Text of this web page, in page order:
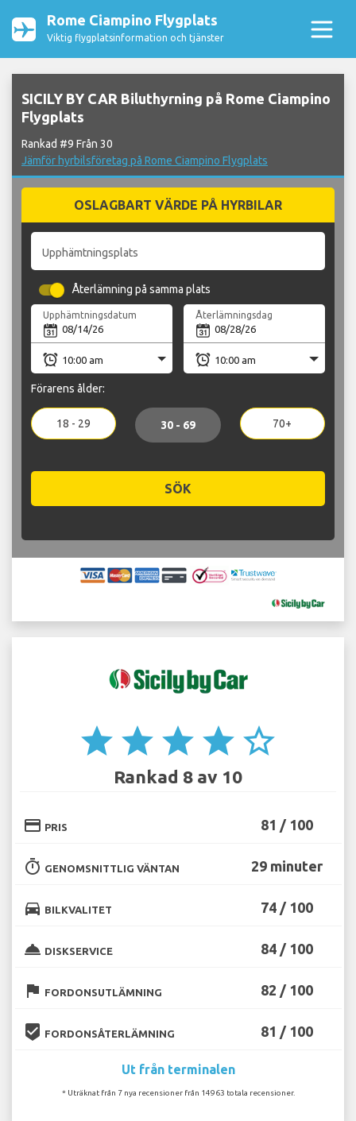
Rome Ciampino Flygplats
Viktig flygplatsinformation och tjänster
SICILY BY CAR Biluthyrning på Rome Ciampino
Flygplats
Rankad #9 Från 30
Jämför hyrbilsföretag på Rome Ciampino Flygplats
OSLAGBART VÄRDE PÅ HYRBILAR
Upphämtningsplats
Återlämning på samma plats
Upphämtningsdatum Återlämningsdag
Förarens ålder:
18 - 29 30 - 69 70+
SÖK
star star star star star_border
Rankad 8 av 10
credit_card PRIS 81 / 100
timer GENOMSNITTLIG VÄNTAN 29 minuter
directions_car BILKVALITET 74 / 100
room_service DISKSERVICE 84 / 100
flag FORDONSUTLÄMNING 82 / 100
beenhere FORDONSÅTERLÄMNING 81 / 100
Ut från terminalen
* Uträknat från 7 nya recensioner från 14963 totala recensioner.